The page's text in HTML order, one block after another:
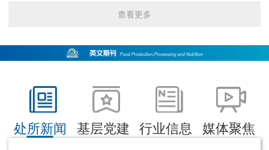
查看更多
处所新闻 基层党建 行业信息 媒体聚焦